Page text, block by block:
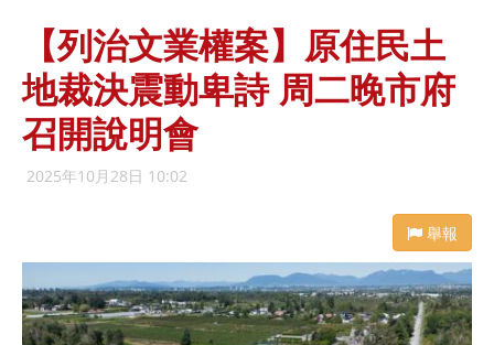
【列治文業權案】原住民土
地裁決震動卑詩 周二晚市府
召開說明會
2025年10月28日 10:02
舉報